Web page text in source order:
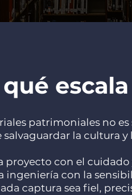
patrimoniales no
la cultura
proyecto con el
ingeniería con la
captura sea fiel,